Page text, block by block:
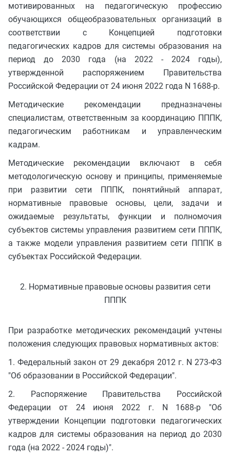
мотивированных на педагогическую профессию
обучающихся общеобразовательных организаций в
соответствии с Концепцией подготовки
педагогических кадров для системы образования на
период до 2030 года (на 2022 - 2024 годы),
утвержденной распоряжением Правительства
Российской Федерации от 24 июня 2022 года N 1688-р.
Методические рекомендации предназначены
специалистам, ответственным за координацию ПППК,
педагогическим работникам и управленческим
кадрам.
Методические рекомендации включают в себя
методологическую основу и принципы, применяемые
при развитии сети ПППК, понятийный аппарат,
нормативные правовые основы, цели, задачи и
ожидаемые результаты, функции и полномочия
субъектов системы управления развитием сети ПППК,
а также модели управления развитием сети ПППК в
субъектах Российской Федерации.
2. Нормативные правовые основы развития сети
ПППК
При разработке методических рекомендаций учтены
положения следующих правовых нормативных актов:
1. Федеральный закон от 29 декабря 2012 г. N 273-ФЗ
"Об образовании в Российской Федерации".
2. Распоряжение Правительства Российской
Федерации от 24 июня 2022 г. N 1688-р "Об
утверждении Концепции подготовки педагогических
кадров для системы образования на период до 2030
года (на 2022 - 2024 годы)".